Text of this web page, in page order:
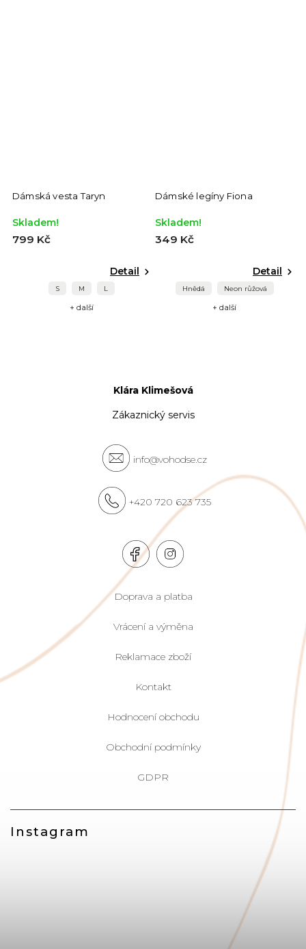
Dámská vesta Taryn
Skladem!
799 Kč
Detail
S M L
+ další
Dámské legíny Fiona
Skladem!
349 Kč
Detail
Hnědá Neon růžová
+ další
Instagram
Klára Klimešová
Zákaznický servis
info@vohodse.cz
+420 720 623 735
Doprava a platba
Vrácení a výměna
Reklamace zboží
Kontakt
Hodnocení obchodu
Obchodní podmínky
GDPR